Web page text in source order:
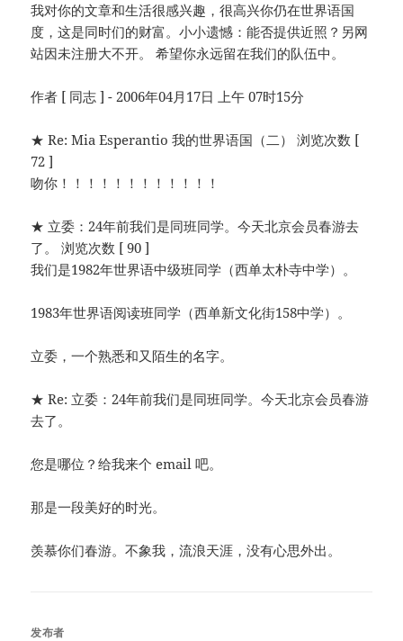
我对你的文章和生活很感兴趣，很高兴你仍在世界语国
度，这是同时们的财富。小小遗憾：能否提供近照？另网
站因未注册大不开。 希望你永远留在我们的队伍中。
作者 [ 同志 ] - 2006年04月17日 上午 07时15分
★ Re: Mia Esperantio 我的世界语国（二） 浏览次数 [
72 ]
吻你！！！！！！！！！！！！
★ 立委：24年前我们是同班同学。今天北京会员春游去
了。 浏览次数 [ 90 ]
我们是1982年世界语中级班同学（西单太朴寺中学）。
1983年世界语阅读班同学（西单新文化街158中学）。
立委，一个熟悉和又陌生的名字。
★ Re: 立委：24年前我们是同班同学。今天北京会员春游
去了。
您是哪位？给我来个 email 吧。
那是一段美好的时光。
羡慕你们春游。不象我，流浪天涯，没有心思外出。
发布者